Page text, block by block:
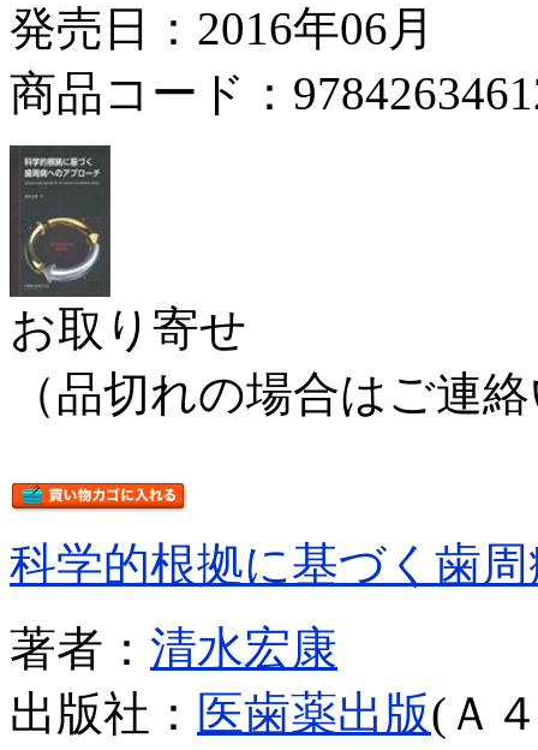
発売日：2016年06月
商品コード：
お取り寄せ
（品切れの場合はご連
科学的根拠に基づく歯
著者： 清水宏康
出版社： 医歯薬出版(Ａ